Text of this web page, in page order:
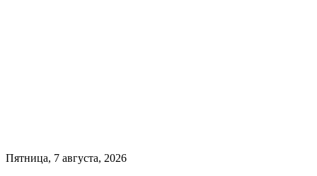
Пятница, 7 августа, 2026